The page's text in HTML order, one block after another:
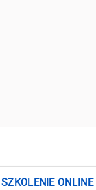
SZKOLENIE ONLINE